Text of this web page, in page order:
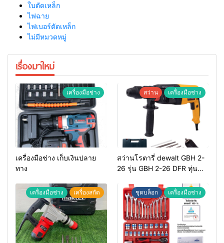
ใบตัดเหล็ก
ไฟฉาย
ไฟเบอร์ตัดเหล็ก
ไม่มีหมวดหมู่
เรื่องมาใหม่
เครื่องมือช่าง
เครื่องมือช่าง เก็บเงินปลาย
ทาง
สว่าน เครื่องมือช่าง
สว่านโรตารี่ dewalt GBH 2-
26 รุ่น GBH 2-26 DFR ทุ่น
เครื่องมือช่าง เครื่องสกัด ชุดบล็อก เครื่องมือช่าง